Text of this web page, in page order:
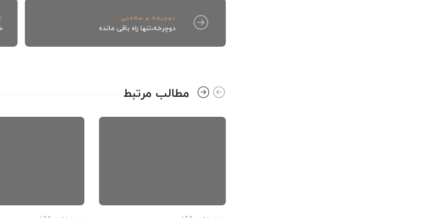
دوچرخه و سلامتی
دوچرخه،تنها راه باقی مانده
مطالب مرتبط